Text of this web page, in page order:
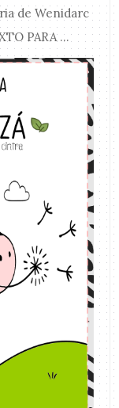
de Wenidarc
PARA ...